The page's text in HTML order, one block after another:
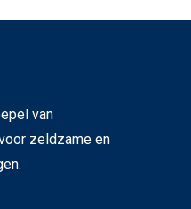
van
zeldzame en